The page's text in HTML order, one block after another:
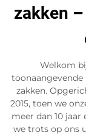
zakken
Welkom
toonaangevende
zakken.
2015, toen we
meer dan 10
we trots op ons